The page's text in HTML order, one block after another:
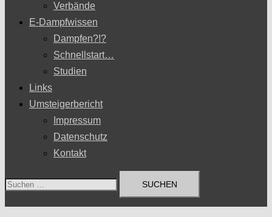
Verbände
E-Dampfwissen
Dampfen?!?
Schnellstart…
Studien
Links
Umsteigerbericht
Impressum
Datenschutz
Kontakt
Suchen